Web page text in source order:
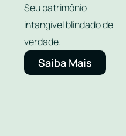
Seu patrimônio
intangível blindado de
verdade.
Saiba Mais